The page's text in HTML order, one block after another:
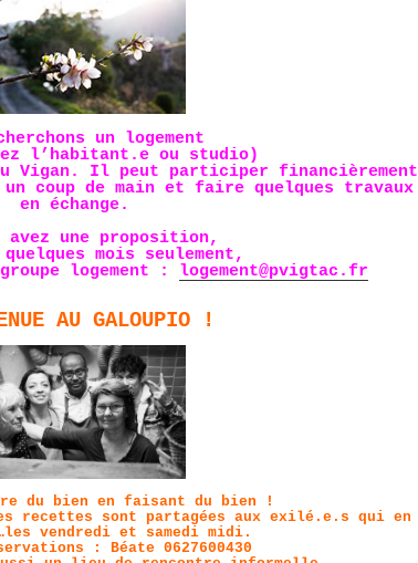
un logement
l’habitant.e ou studio)
Vigan. Il peut participer financièrement
coup de main et faire quelques travaux
en échange.
avez une proposition,
quelques mois seulement,
logement : logement@pvigtac.fr
AU GALOUPIO !
du bien en faisant du bien !
recettes sont partagées aux exilé.e.s qui en
vendredi et samedi midi.
: Béate 0627600430